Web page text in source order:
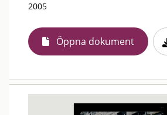
2005
Öppna dokument